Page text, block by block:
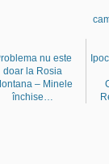
nu este
doar la Rosia
– Minele
închise…